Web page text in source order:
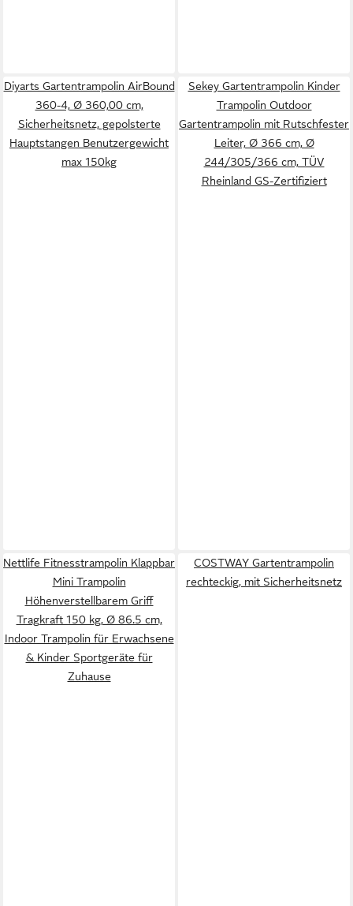
Diyarts Gartentrampolin AirBound
360-4, Ø 360,00 cm,
Sicherheitsnetz, gepolsterte
Hauptstangen Benutzergewicht
max 150kg
Sekey Gartentrampolin Kinder
Trampolin Outdoor
Gartentrampolin mit Rutschfester
Leiter, Ø 366 cm, Ø
244/305/366 cm, TÜV
Rheinland GS-Zertifiziert
Nettlife Fitnesstrampolin Klappbar
Mini Trampolin
Höhenverstellbarem Griff
Tragkraft 150 kg, Ø 86.5 cm,
Indoor Trampolin für Erwachsene
& Kinder Sportgeräte für
Zuhause
COSTWAY Gartentrampolin
rechteckig, mit Sicherheitsnetz